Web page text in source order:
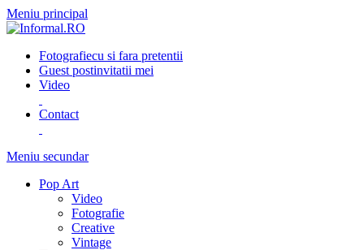
Meniu principal
Fotografiecu si fara pretentii
Guest postinvitatii mei
Video
Contact
Meniu secundar
Pop Art
Video
Fotografie
Creative
Vintage